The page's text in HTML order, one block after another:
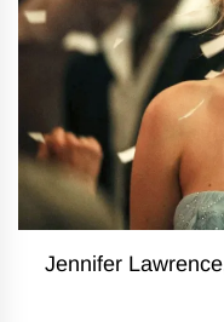
Jennifer